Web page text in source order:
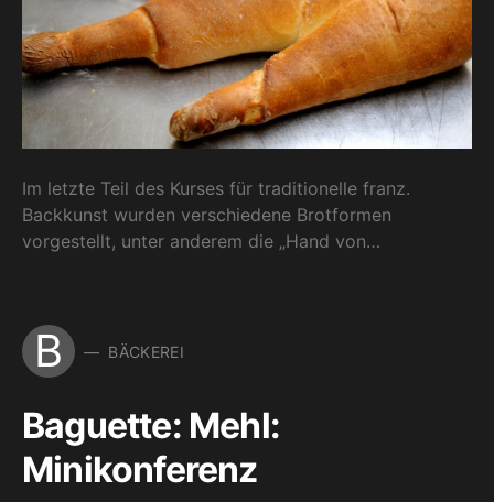
Im letzte Teil des Kurses für traditionelle franz.
Backkunst wurden verschiedene Brotformen
vorgestellt, unter anderem die „Hand von…
B BÄCKEREI
Baguette: Mehl:
Minikonferenz